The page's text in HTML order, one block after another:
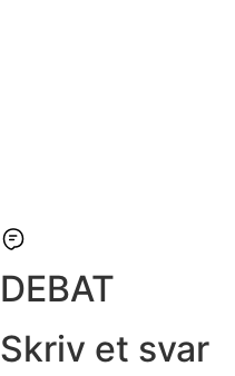
DEBAT
Skriv et svar